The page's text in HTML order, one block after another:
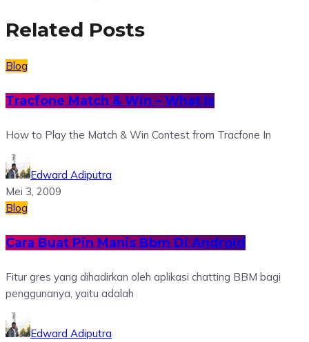
Related Posts
Blog
Tracfone Match & Win – What Is
How to Play the Match & Win Contest from Tracfone In
Edward Adiputra
Mei 3, 2009
Blog
Cara Buat Pin Manis Bbm Di Android
Fitur gres yang dihadirkan oleh aplikasi chatting BBM bagi
penggunanya, yaitu adalah
Edward Adiputra